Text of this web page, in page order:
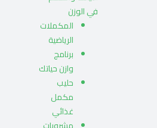
في الوزن
المكملات
الرياضية
برنامج
وازن حياتك
حليب
مكمل
غذائي